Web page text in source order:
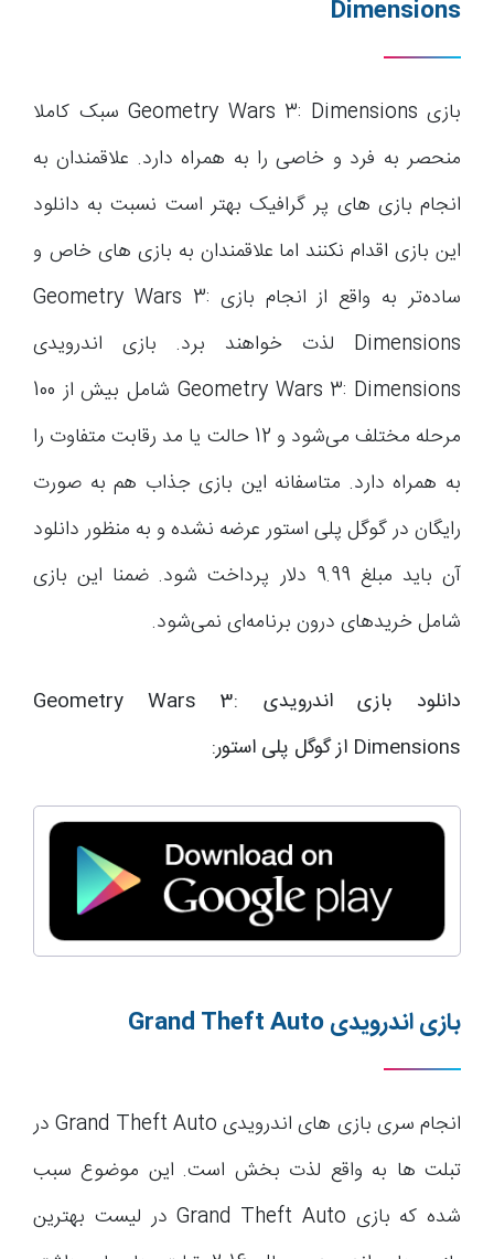
Dimensions
بازی Geometry Wars 3: Dimensions سبک کاملا
منحصر به فرد و خاصی را به همراه دارد. علاقمندان به
انجام بازی های پر گرافیک بهتر است نسبت به دانلود
این بازی اقدام نکنند اما علاقمندان به بازی های خاص و
ساده‌تر به واقع از انجام بازی Geometry Wars 3:
Dimensions لذت خواهند برد. بازی اندرویدی
Geometry Wars 3: Dimensions شامل بیش از 100
مرحله مختلف می‌شود و 12 حالت یا مد رقابت متفاوت را
به همراه دارد. متاسفانه این بازی جذاب هم به صورت
رایگان در گوگل پلی استور عرضه نشده و به منظور دانلود
آن باید مبلغ 9.99 دلار پرداخت شود. ضمنا این بازی
شامل خریدهای درون برنامه‌ای نمی‌شود.
دانلود بازی اندرویدی Geometry Wars 3:
Dimensions از گوگل پلی استور:
بازی اندرویدیGrand Theft Auto
انجام سری بازی های اندرویدی Grand Theft Auto در
تبلت ها به واقع لذت بخش است. این موضوع سبب
شده که بازی Grand Theft Auto در لیست بهترین